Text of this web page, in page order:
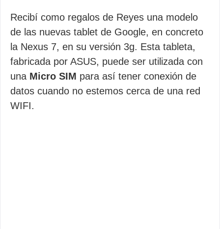
Recibí como regalos de Reyes una modelo
de las nuevas tablet de Google, en concreto
la Nexus 7, en su versión 3g. Esta tableta,
fabricada por ASUS, puede ser utilizada con
una Micro SIM para así tener conexión de
datos cuando no estemos cerca de una red
WIFI.